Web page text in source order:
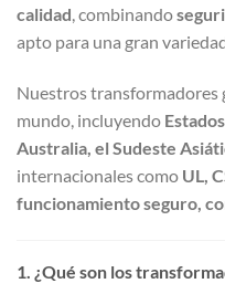
calidad, combinando
apto para una gran
Nuestros transformadores
mundo, incluyendo
Australia, el Sudeste
internacionales como UL,
funcionamiento seguro,
1. ¿Qué son los